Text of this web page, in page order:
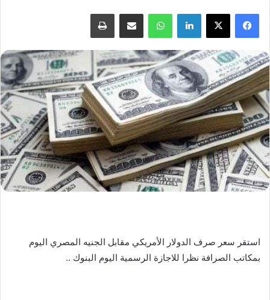
فيسبوك X لينكدإن واتساب مشاركة عبر البريد طباعة
استقر سعر صرف الدولار الأمريكي مقابل الجنيه المصري اليوم
بمكاتب الصرافة نظرا للاجازة الرسمية اليوم البنوك ..